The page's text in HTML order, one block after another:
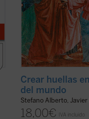
Crear huellas
del mundo
Stefano Alberto, Javier
18,00€ IVA incluido